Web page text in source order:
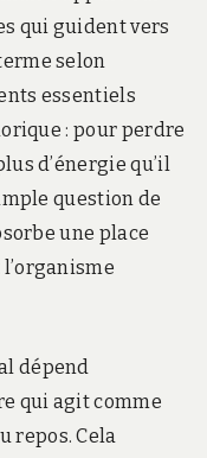
qui guident vers
selon
essentiels
: pour perdre
d’énergie qu’il
question de
une place
dépend
qui agit comme
repos. Cela